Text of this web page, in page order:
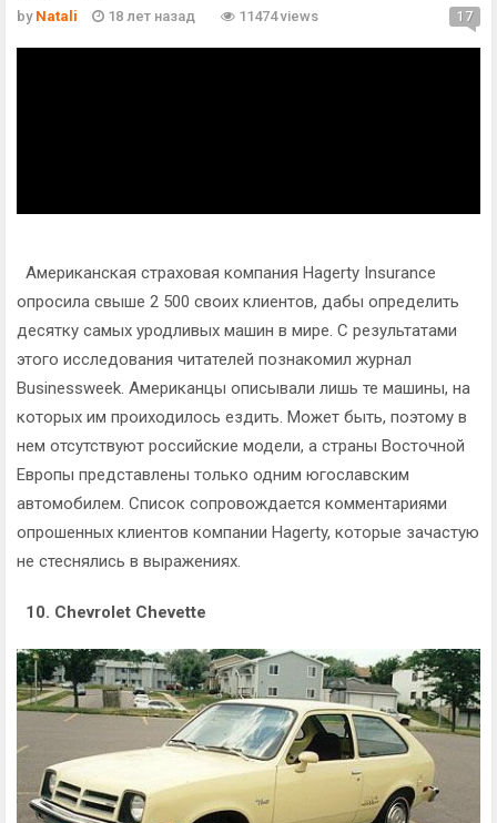
by Natali 18 лет назад 11474 views 17
Американская страховая компания Hagerty Insurance
опросила свыше 2 500 своих клиентов, дабы определить
десятку самых уродливых машин в мире. С результатами
этого исследования читателей познакомил журнал
Businessweek. Американцы описывали лишь те машины, на
которых им проиходилось ездить. Может быть, поэтому в
нем отсутствуют российские модели, а страны Восточной
Европы представлены только одним югославским
автомобилем. Список сопровождается комментариями
опрошенных клиентов компании Hagerty, которые зачастую
не стеснялись в выражениях.
10. Chevrolet Chevette